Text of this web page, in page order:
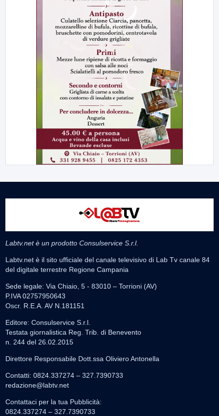
Labtv.net è un prodotto Consulservice S.r.l.
Labtv.net è il sito ufficiale del canale televisivo di Lab Tv canale 84
del digitale terrestre Regione Campania
Sede legale: Via Chiaio, 5 - 83010 – Torrioni (AV)
P.IVA 02757950643
Oscr. R.E.A. AV N.181151
Editore: Consulservice S.r.l.
Testata giornalistica Reg. Trib. di Benevento
n. 244 del 26.02.2015
Direttore Responsabile Dott.ssa Oliviero Antonella
Contatti: 0824.337274 – 327.7390733
redazione@labtv.net
Contattaci per la tua Pubblicità:
0824.337274 – 327.7390733